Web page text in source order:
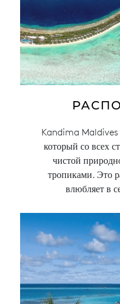
Kandima Maldives
который со всех
чистой
тропиками. Это
влюбляет в